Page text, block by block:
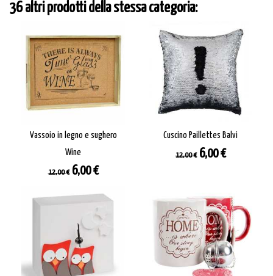
36 altri prodotti della stessa categoria:
Vassoio in legno e sughero
Wine
Prezzo
12,00 € Prezzo
6,00 €
Cuscino Paillettes Balvi
Prezzo
12,00 € Prezzo
6,00 €